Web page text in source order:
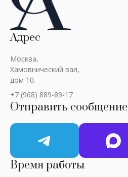
Адрес
Москва,
Хамовнический вал,
дом 10.
+7 (968) 889-89-17
Отправить сообщение
Время работы